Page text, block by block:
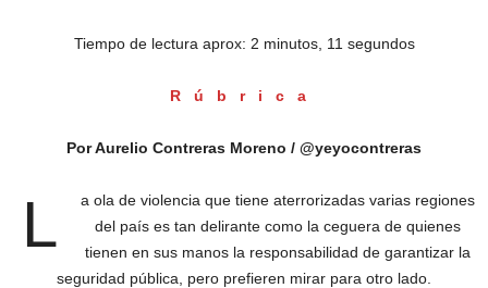
Tiempo de lectura aprox: 2 minutos, 11 segundos
Rúbrica
Por Aurelio Contreras Moreno / @yeyocontreras
L
a ola de violencia que tiene aterrorizadas varias regiones
del país es tan delirante como la ceguera de quienes
tienen en sus manos la responsabilidad de garantizar la
seguridad pública, pero prefieren mirar para otro lado.